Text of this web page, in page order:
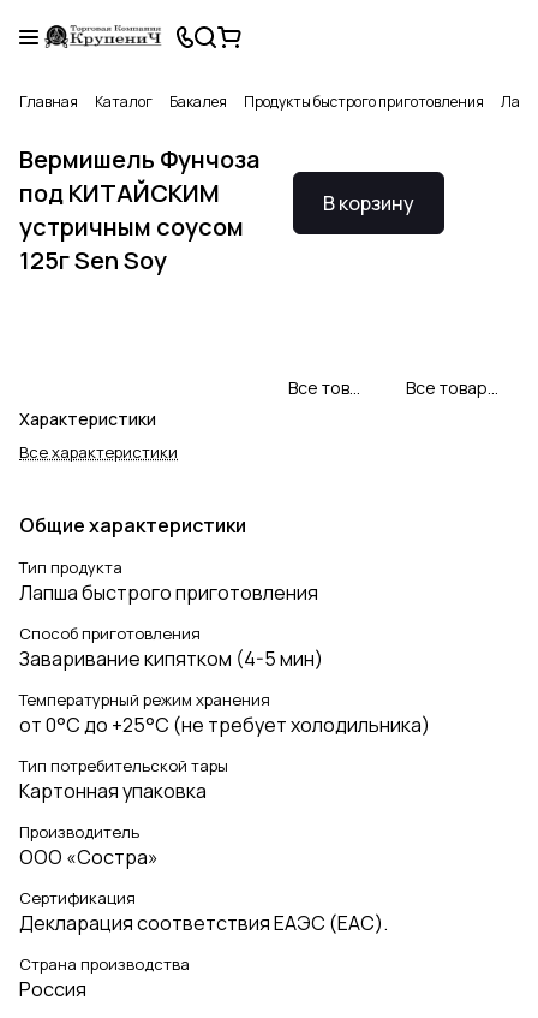
Главная Каталог Бакалея Продукты быстрого приготовления
Вермишель Фунчоза
под КИТАЙСКИМ
устричным соусом
125г Sen Soy
Характеристики
Все характеристики
В корзину
Все товары Sen Soy Все товары категории
Общие характеристики
Тип продукта
Лапша быстрого приготовления
Способ приготовления
Заваривание кипятком (4-5 мин)
Температурный режим хранения
от 0°C до +25°C (не требует холодильника)
Тип потребительской тары
Картонная упаковка
Производитель
ООО «Состра»
Сертификация
Декларация соответствия ЕАЭС (EAC).
Страна производства
Россия